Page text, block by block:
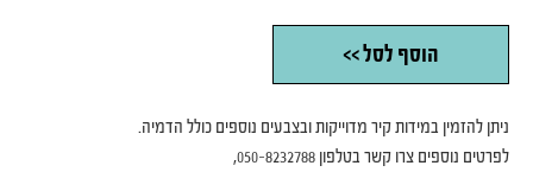
הוסף לסל >>
ניתן להזמין במידות קיר מדוייקות ובצבעים נוספים כולל הדמיה.
לפרטים נוספים צרו קשר בטלפון 050-8232788,